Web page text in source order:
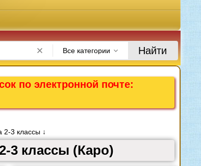
Все категории Найти
по электронной почте:
2-3 классы ↓
3 классы (Каро)